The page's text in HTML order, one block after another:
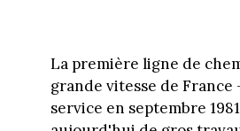
La première ligne de
grande vitesse de France
service en septembre